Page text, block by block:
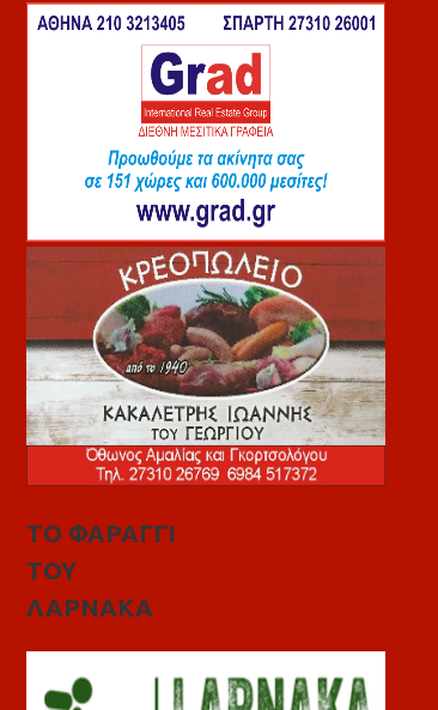
ΤΟ ΦΑΡΑΓΓΙ
ΤΟΥ
ΛΑΡΝΑΚΑ